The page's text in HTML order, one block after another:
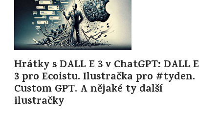
Hrátky s DALL E 3 v ChatGPT: DALL E
3 pro Ecoistu. Ilustračka pro #tyden.
Custom GPT. A nějaké ty další
ilustračky